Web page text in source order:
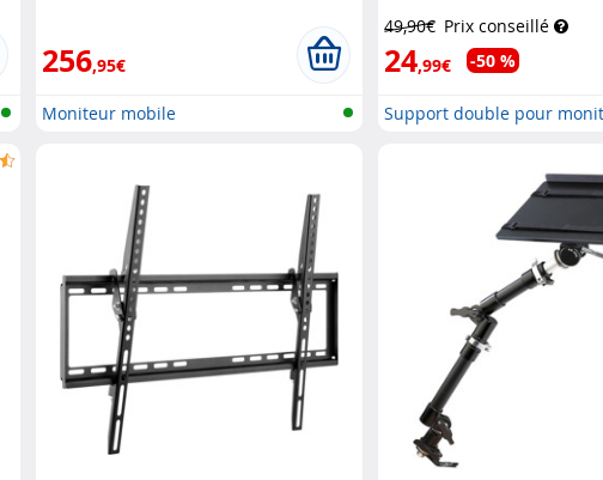
256,95€
Moniteur mobile
49,90€ Prix conseillé
24,99€ -50 %
Support double pour